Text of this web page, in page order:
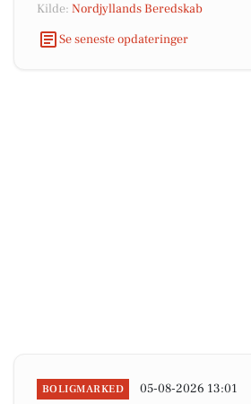
Kilde: Nordjyllands Beredskab
Se seneste opdateringer
BOLIGMARKED 05-08-2026 13:01